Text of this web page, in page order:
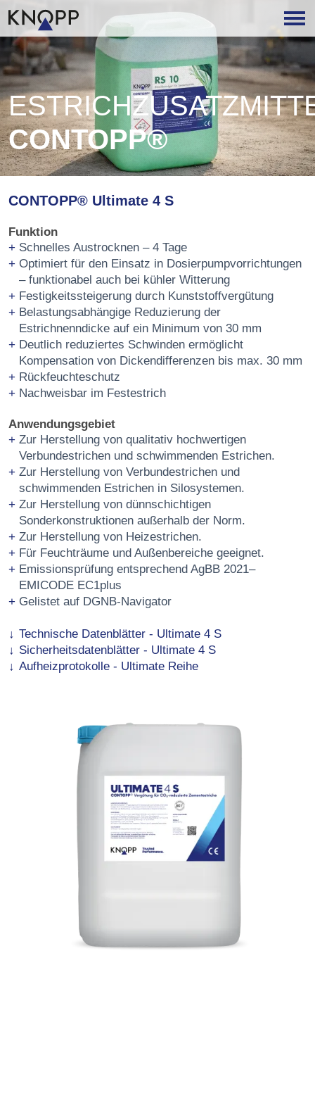
CONTOPP®
CONTOPP® Ultimate 4 S
Funktion
Schnelles Austrocknen – 4 Tage
Optimiert für den Einsatz in Dosierpumpvorrichtungen
– funktionabel auch bei kühler Witterung
Festigkeitssteigerung durch Kunststoffvergütung
Belastungsabhängige Reduzierung der
Estrichnenndicke auf ein Minimum von 30 mm
Deutlich reduziertes Schwinden ermöglicht
Kompensation von Dickendifferenzen bis max. 30 mm
Rückfeuchteschutz
Nachweisbar im Festestrich
Anwendungsgebiet
Zur Herstellung von qualitativ hochwertigen
Verbundestrichen und schwimmenden Estrichen.
Zur Herstellung von Verbundestrichen und
schwimmenden Estrichen in Silosystemen.
Zur Herstellung von dünnschichtigen
Sonderkonstruktionen außerhalb der Norm.
Zur Herstellung von Heizestrichen.
Für Feuchträume und Außenbereiche geeignet.
Emissionsprüfung entsprechend AgBB 2021–
EMICODE EC1plus
Gelistet auf DGNB-Navigator
Technische Datenblätter - Ultimate 4 S
Sicherheitsdatenblätter - Ultimate 4 S
Aufheizprotokolle - Ultimate Reihe